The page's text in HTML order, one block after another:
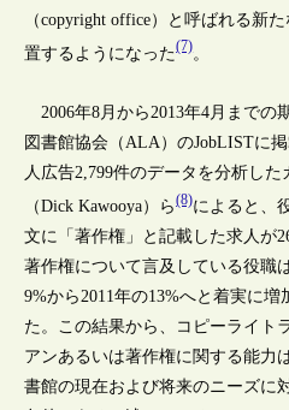
（copyright office）と呼ばれる新
置するようになった(7)。
2006年8月から2013年4月までの
図書館協会（ALA）のJobLISTに
人広告2,799件のデータを分析した
（Dick Kawooya）ら(8)によると、
文に「著作権」と記載した求人が
著作権について言及している役職
9%から2011年の13%へと着実に増
た。この結果から、コピーライト
アンあるいは著作権に関する能力
書館の現在および将来のニーズに